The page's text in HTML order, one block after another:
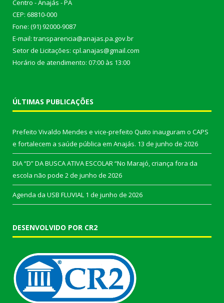
Centro - Anajás - PA
CEP: 68810-000
Fone: (91) 92000-9087
E-mail: transparencia@anajas.pa.gov.br
Setor de Licitações: cpl.anajas@gmail.com
Horário de atendimento: 07:00 às 13:00
ÚLTIMAS PUBLICAÇÕES
Prefeito Vivaldo Mendes e vice-prefeito Quito inauguram o CAPS
e fortalecem a saúde pública em Anajás. 13 de junho de 2026
DIA “D” DA BUSCA ATIVA ESCOLAR “No Marajó, criança fora da
escola não pode 2 de junho de 2026
Agenda da USB FLUVIAL 1 de junho de 2026
DESENVOLVIDO POR CR2